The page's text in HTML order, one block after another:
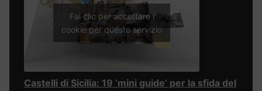
Fai clic per accettare i
cookie per questo servizio
Castelli di Sicilia: 19 ‘mini guide’ per la sfida del